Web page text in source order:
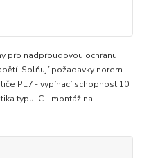
pro nadproudovou ochranu
Splňují požadavky norem
PL7 - vypínací schopnost 10
typu C - montáž na